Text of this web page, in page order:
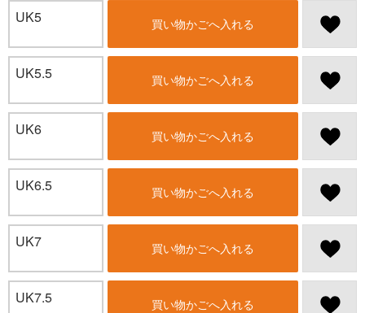
UK5 買い物かごへ入れる
UK5.5 買い物かごへ入れる
UK6 買い物かごへ入れる
UK6.5 買い物かごへ入れる
UK7 買い物かごへ入れる
UK7.5 買い物かごへ入れる